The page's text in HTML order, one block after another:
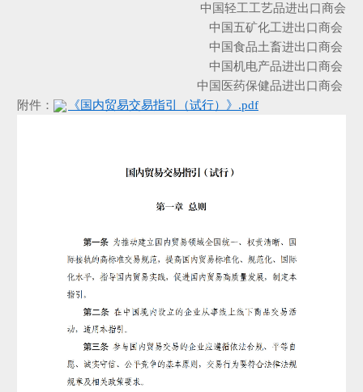
中国轻工工艺品进出口商会
中国五矿化工进出口商会
中国食品土畜进出口商会
中国机电产品进出口商会
中国医药保健品进出口商会
附件：
《国内贸易交易指引（试行）》.pdf